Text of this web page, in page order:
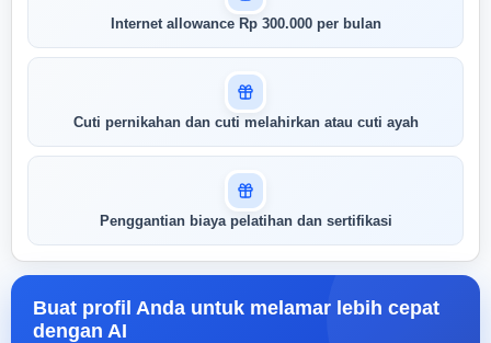
Internet allowance Rp 300.000 per bulan
Cuti pernikahan dan cuti melahirkan atau cuti ayah
Penggantian biaya pelatihan dan sertifikasi
Buat profil Anda untuk melamar lebih cepat
dengan AI